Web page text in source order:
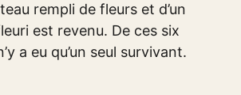
rempli de fleurs et d’un
est revenu. De ces six
a eu qu’un seul survivant.